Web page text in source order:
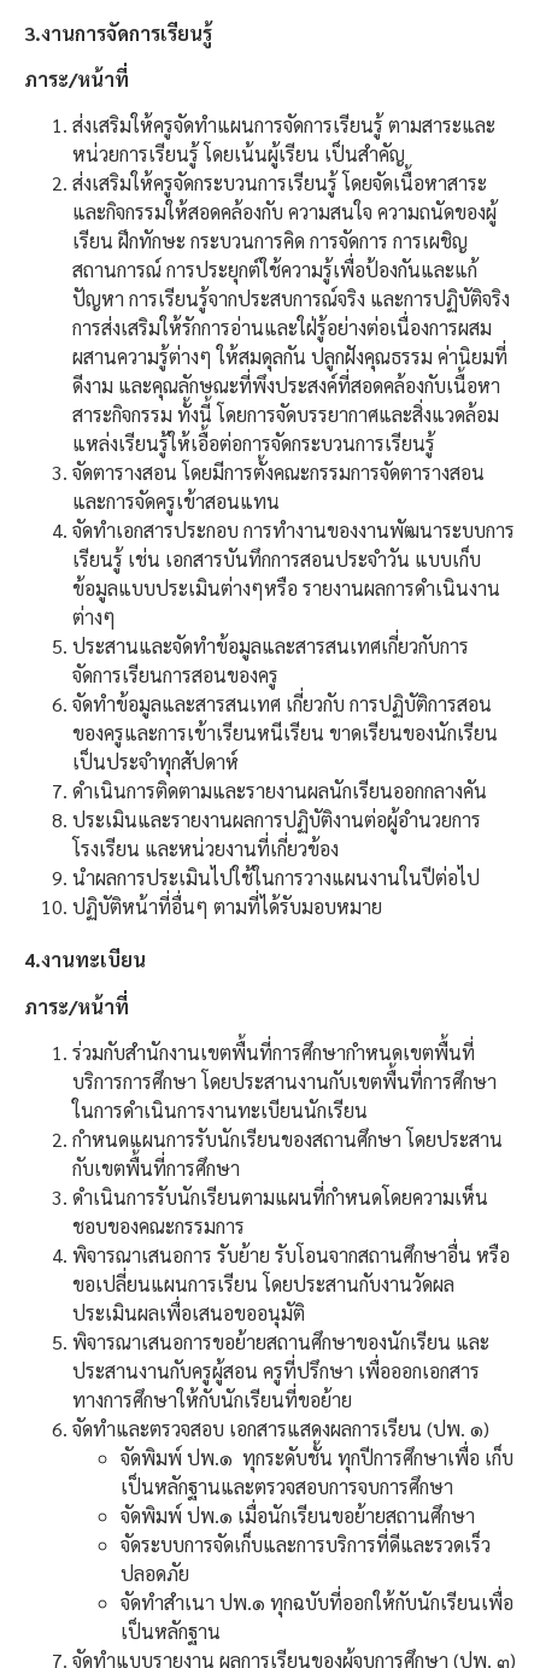
3.งานการจัดการเรียนรู้
ภาระ/หน้าที่
ส่งเสริมให้ครูจัดทำแผนการจัดการเรียนรู้ ตามสาระและ
หน่วยการเรียนรู้ โดยเน้นผู้เรียน เป็นสำคัญ
ส่งเสริมให้ครูจัดกระบวนการเรียนรู้ โดยจัดเนื้อหาสาระ
และกิจกรรมให้สอดคล้องกับ ความสนใจ ความถนัดของผู้
เรียน ฝึกทักษะ กระบวนการคิด การจัดการ การเผชิญ
สถานการณ์ การประยุกต์ใช้ความรู้เพื่อป้องกันและแก้
ปัญหา การเรียนรู้จากประสบการณ์จริง และการปฏิบัติจริง
การส่งเสริมให้รักการอ่านและใฝ่รู้อย่างต่อเนื่องการผสม
ผสานความรู้ต่างๆ ให้สมดุลกัน ปลูกฝังคุณธรรม ค่านิยมที่
ดีงาม และคุณลักษณะที่พึงประสงค์ที่สอดคล้องกับเนื้อหา
สาระกิจกรรม ทั้งนี้ โดยการจัดบรรยากาศและสิ่งแวดล้อม
แหล่งเรียนรู้ให้เอื้อต่อการจัดกระบวนการเรียนรู้
จัดตารางสอน โดยมีการตั้งคณะกรรมการจัดตารางสอน
และการจัดครูเข้าสอนแทน
จัดทำเอกสารประกอบ การทำงานของงานพัฒนาระบบการ
เรียนรู้ เช่น เอกสารบันทึกการสอนประจำวัน แบบเก็บ
ข้อมูลแบบประเมินต่างๆหรือ รายงานผลการดำเนินงาน
ต่างๆ
ประสานและจัดทำข้อมูลและสารสนเทศเกี่ยวกับการ
จัดการเรียนการสอนของครู
จัดทำข้อมูลและสารสนเทศ เกี่ยวกับ การปฏิบัติการสอน
ของครูและการเข้าเรียนหนีเรียน ขาดเรียนของนักเรียน
เป็นประจำทุกสัปดาห์
ดำเนินการติดตามและรายงานผลนักเรียนออกกลางคัน
ประเมินและรายงานผลการปฏิบัติงานต่อผู้อำนวยการ
โรงเรียน และหน่วยงานที่เกี่ยวข้อง
นำผลการประเมินไปใช้ในการวางแผนงานในปีต่อไป
ปฏิบัติหน้าที่อื่นๆ ตามที่ได้รับมอบหมาย
4.งานทะเบียน
ภาระ/หน้าที่
ร่วมกับสำนักงานเขตพื้นที่การศึกษากำหนดเขตพื้นที่
บริการการศึกษา โดยประสานงานกับเขตพื้นที่การศึกษา
ในการดำเนินการงานทะเบียนนักเรียน
กำหนดแผนการรับนักเรียนของสถานศึกษา โดยประสาน
กับเขตพื้นที่การศึกษา
ดำเนินการรับนักเรียนตามแผนที่กำหนดโดยความเห็น
ชอบของคณะกรรมการ
พิจารณาเสนอการ รับย้าย รับโอนจากสถานศึกษาอื่น หรือ
ขอเปลี่ยนแผนการเรียน โดยประสานกับงานวัดผล
ประเมินผลเพื่อเสนอขออนุมัติ
พิจารณาเสนอการขอย้ายสถานศึกษาของนักเรียน และ
ประสานงานกับครูผู้สอน ครูที่ปรึกษา เพื่อออกเอกสาร
ทางการศึกษาให้กับนักเรียนที่ขอย้าย
จัดทำและตรวจสอบ เอกสารแสดงผลการเรียน (ปพ. ๑)
จัดพิมพ์ ปพ.๑ ทุกระดับชั้น ทุกปีการศึกษาเพื่อ เก็บ
เป็นหลักฐานและตรวจสอบการจบการศึกษา
จัดพิมพ์ ปพ.๑ เมื่อนักเรียนขอย้ายสถานศึกษา
จัดระบบการจัดเก็บและการบริการที่ดีและรวดเร็ว
ปลอดภัย
จัดทำสำเนา ปพ.๑ ทุกฉบับที่ออกให้กับนักเรียนเพื่อ
เป็นหลักฐาน
จัดทำแบบรายงาน ผลการเรียนของผู้จบการศึกษา (ปพ. ๓)